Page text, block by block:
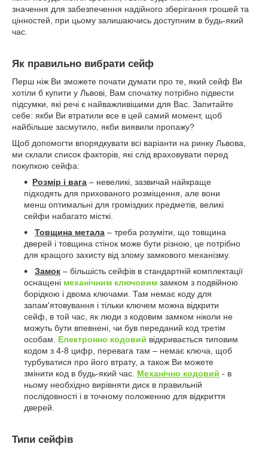
значення для забезпечення надійного зберігання грошей та
цінностей, при цьому залишаючись доступним в будь-який
час.
Як правильно вибрати сейф
Перш ніж Ви зможете почати думати про те, який сейф Ви
хотіли б купити у Львові, Вам спочатку потрібно підвести
підсумки, які речі є найважливішими для Вас. Запитайте
себе: якби Ви втратили все в цей самий момент, щоб
найбільше засмутило, якби виявили пропажу?
Щоб допомогти впорядкувати всі варіанти на ринку Львова,
ми склали список факторів, які слід враховувати перед
покупкою сейфа:
Розмір і вага – невеликі, зазвичай найкраще
підходять для прихованого розміщення, але вони
менш оптимальні для громіздких предметів, великі
сейфи набагато місткі.
Товщина метала – треба розуміти, що товщина
дверей і товщина стінок може бути різною, це потрібно
для кращого захисту від злому замкового механізму.
Замок – більшість сейфів в стандартній комплектації
оснащені механічним ключовим замком з подвійною
борідкою і двома ключами. Там немає коду для
запам'ятовування і тільки ключем можна відкрити
сейф, в той час, як люди з кодовим замком ніколи не
можуть бути впевнені, чи був переданий код третім
особам. Електронно кодовий відкривається типовим
кодом з 4-8 цифр, перевага там – немає ключа, щоб
турбуватися про його втрату, а також Ви можете
змінити код в будь-який час. Механічно кодовий - в
ньому необхідно вирівняти диск в правильній
послідовності і в точному положенню для відкриття
дверей.
Типи сейфів